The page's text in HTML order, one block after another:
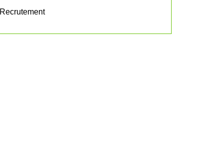
Recrutement